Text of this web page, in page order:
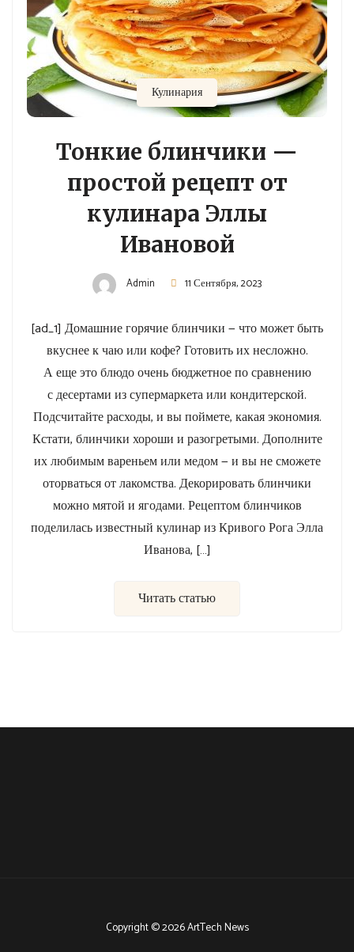
Кулинария
Тонкие блинчики —
простой рецепт от
кулинара Эллы
Ивановой
Admin 11 Сентября, 2023
[ad_1] Домашние горячие блинчики — что может быть
вкуснее к чаю или кофе? Готовить их несложно.
А еще это блюдо очень бюджетное по сравнению
с десертами из супермаркета или кондитерской.
Подсчитайте расходы, и вы поймете, какая экономия.
Кстати, блинчики хороши и разогретыми. Дополните
их любимым вареньем или медом — и вы не сможете
оторваться от лакомства. Декорировать блинчики
можно мятой и ягодами. Рецептом блинчиков
поделилась известный кулинар из Кривого Рога Элла
Иванова, […]
Читать статью
Copyright © 2026 ArtTech News